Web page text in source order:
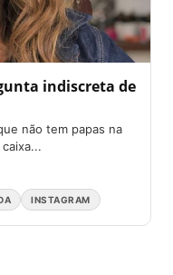
indiscreta de
não tem papas na
INSTAGRAM